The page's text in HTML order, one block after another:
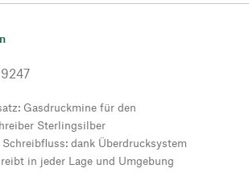
Gasdruckmine für den
Sterlingsilber
dank Überdrucksystem
in jeder Lage und Umgebung